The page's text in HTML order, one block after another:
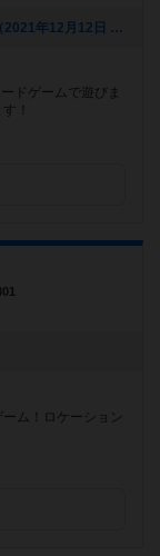
[NEW] 【平日ゲーム会】火曜玉造ハムスター会！（2021年12月12日 15時29分）
ドゲームで遊びま
！
ム！ロケーション